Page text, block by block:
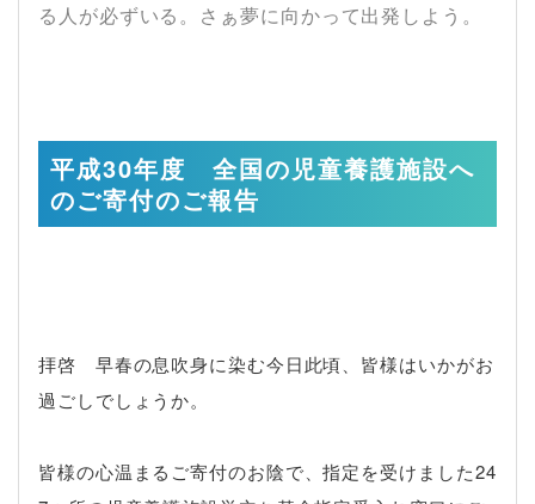
る人が必ずいる。 さぁ夢に向かって出発しよう。
平成30年度 全国の児童養護施設へ
のご寄付のご報告
拝啓 早春の息吹身に染む今日此頃、皆様はいかがお
過ごしでしょうか。
皆様の心温まるご寄付のお陰で、指定を受けました24